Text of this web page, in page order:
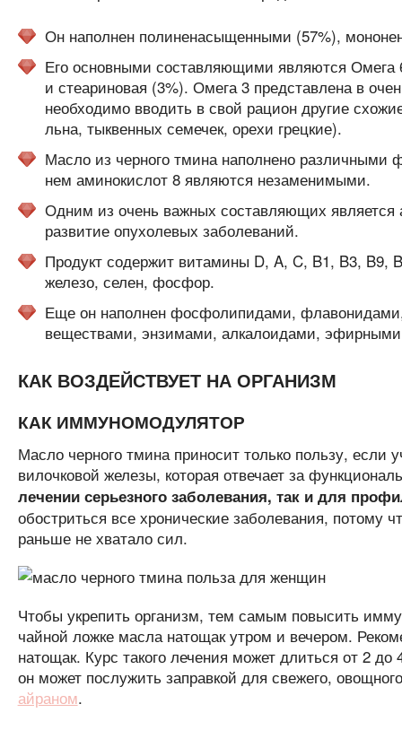
Он наполнен полиненасыщенными (57%),
Его основными составляющими являются Омега
и стеариновая (3%). Омега 3 представлена в
необходимо вводить в свой рацион другие
льна, тыквенных семечек, орехи грецкие).
Масло из черного тмина наполнено
нем аминокислот 8 являются незаменимыми.
Одним из очень важных составляющих является
развитие опухолевых заболеваний.
Продукт содержит витамины D, A, C, B1, B3, B9,
железо, селен, фосфор.
Еще он наполнен фосфолипидами,
веществами, энзимами, алкалоидами,
КАК ВОЗДЕЙСТВУЕТ НА ОРГАНИЗМ
КАК ИММУНОМОДУЛЯТОР
Масло черного тмина приносит только пользу, если
вилочковой железы, которая отвечает за
лечении серьезного заболевания, так и для
обостриться все хронические заболевания, потому
раньше не хватало сил.
Чтобы укрепить организм, тем самым повысить
чайной ложке масла натощак утром и вечером.
натощак. Курс такого лечения может длиться от 2
он может послужить заправкой для свежего,
айраном.